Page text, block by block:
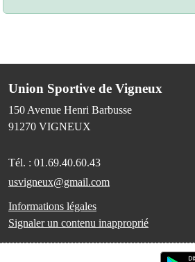
Union Sportive de Vigneux
150 Avenue Henri Barbusse
91270 VIGNEUX
Tél. : 01.69.40.60.43
usvigneux@gmail.com
Informations légales
Signaler un contenu inapproprié